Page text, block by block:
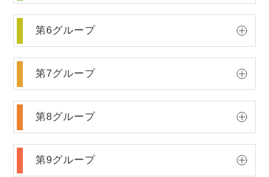
第6グループ
第7グループ
第8グループ
第9グループ